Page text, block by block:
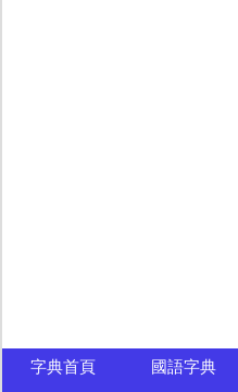
字典首頁 國語字典